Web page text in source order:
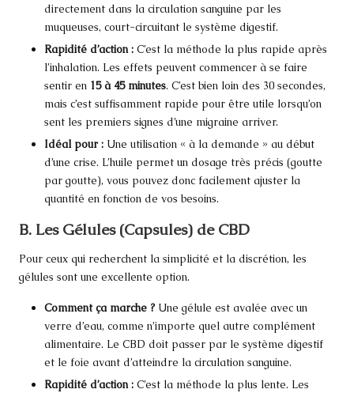
directement dans la circulation sanguine par les
muqueuses, court-circuitant le système digestif.
Rapidité d’action : C’est la méthode la plus rapide après
l’inhalation. Les effets peuvent commencer à se faire
sentir en 15 à 45 minutes. C’est bien loin des 30 secondes,
mais c’est suffisamment rapide pour être utile lorsqu’on
sent les premiers signes d’une migraine arriver.
Idéal pour : Une utilisation « à la demande » au début
d’une crise. L’huile permet un dosage très précis (goutte
par goutte), vous pouvez donc facilement ajuster la
quantité en fonction de vos besoins.
B. Les Gélules (Capsules) de CBD
Pour ceux qui recherchent la simplicité et la discrétion, les
gélules sont une excellente option.
Comment ça marche ? Une gélule est avalée avec un
verre d’eau, comme n’importe quel autre complément
alimentaire. Le CBD doit passer par le système digestif
et le foie avant d’atteindre la circulation sanguine.
Rapidité d’action : C’est la méthode la plus lente. Les